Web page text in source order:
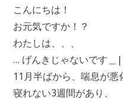
こんにちは！
お元気ですか！？
わたしは、、、
… げんきじゃないです
11月半ばから、喘息が悪
寝れない3週間があり、